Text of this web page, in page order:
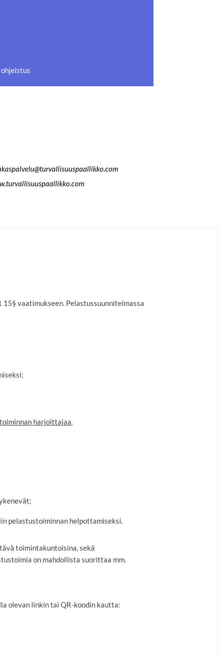
vaatimukseen. Pelastussuunnitelmassa
harjoittajaa.
pelastustoiminnan helpottamiseksi.
toimintakuntoisina, sekä
on mahdollista suorittaa mm.
olevan linkin tai QR-koodin kautta: